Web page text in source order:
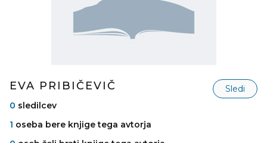
EVA PRIBIČEVIČ
Sledi
0 sledilcev
1 oseba bere knjige tega avtorja